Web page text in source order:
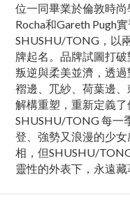
位一同畢業於倫敦時
Rocha和Gareth Pugh
SHUSHU/TONG，以
牌起名。品牌試圖打
叛逆與柔美並濟，透過
褶邊、⺴紗、荷葉邊
解構重塑，重新定義了
SHUSHU/TONG 每⼀
登、強勢⼜浪漫的少
相，但SHUSHU/
靈性的外表下，永遠藏